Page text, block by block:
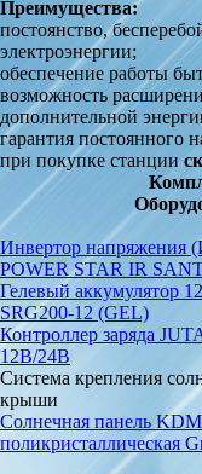
Преимущества:
постоянство,
электроэнергии;
обеспечение работы
возможность
дополнительной
гарантия постоянного
при покупке станции
Инвертор напряжения
POWER STAR IR
Гелевый аккумулятор
SRG200-12 (GEL)
Контроллер заряда
12В/24В
Система крепления
крыши
Солнечная панель
поликристаллическая